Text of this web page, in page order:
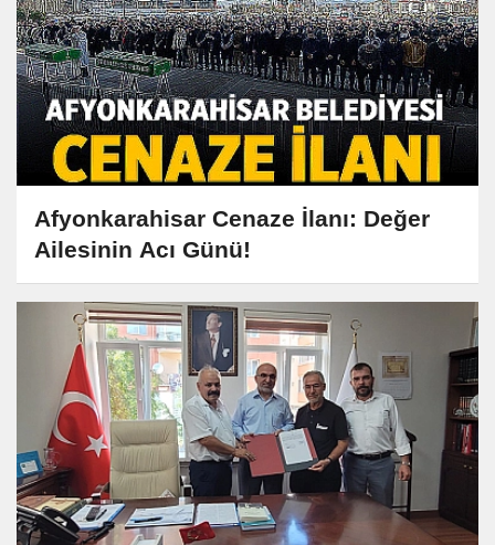
Afyonkarahisar Cenaze İlanı: Değer
Ailesinin Acı Günü!